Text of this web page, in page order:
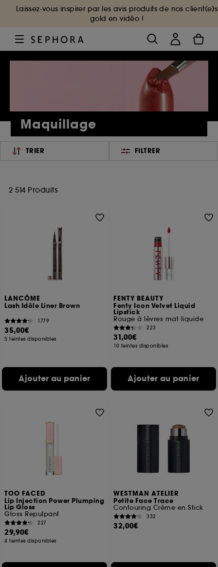
Laissez-vous inspirer par les avis produits de nos client(e)s
gold en vidéo !
Maquillage
TRIER FILTRER
2 514 Produits
LANCÔME
Lash Idôle Liner Brown
1779
35,00€
5 teintes disponibles
Ajouter au panier
FENTY BEAUTY
Fenty Icon Velvet Liquid
Lipstick
Rouge à lèvres mat liquide
223
31,00€
10 teintes disponibles
Ajouter au panier
TOO FACED
Lip Injection Power Plumping
Lip Gloss
Gloss Repulpant
227
29,90€
4 teintes disponibles
WESTMAN ATELIER
Petite Face Trace
Contouring Crème en Stick
332
32,00€